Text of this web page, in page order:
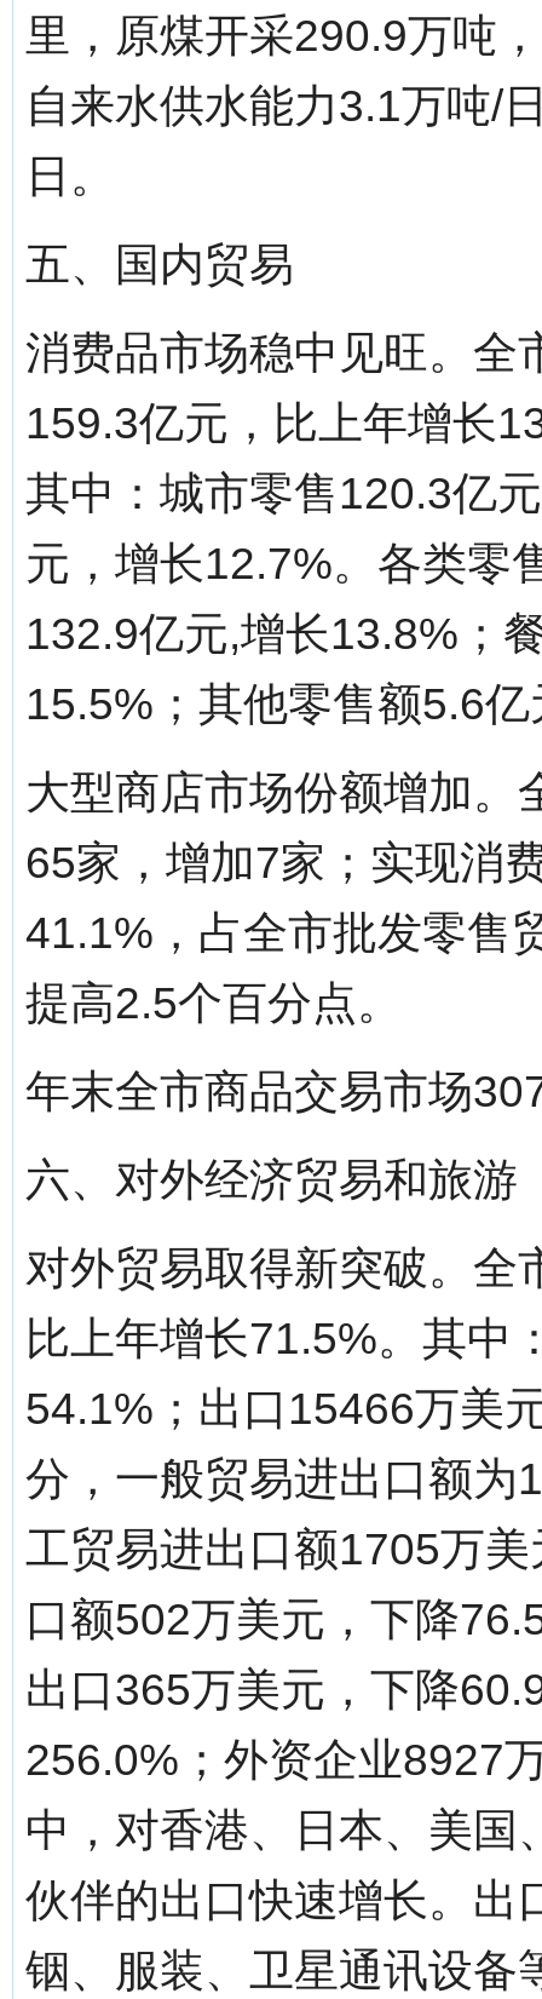
里，原煤开采290.9万吨
自来水供水能力3.1万吨/
日。
五、国内贸易
消费品市场稳中见旺。全
159.3亿元，比上年增长
其中：城市零售120.3亿
元，增长12.7%。各类零
132.9亿元,增长13.8%；
15.5%；其他零售额5.6
大型商店市场份额增加。
65家，增加7家；实现消
41.1%，占全市批发零售
提高2.5个百分点。
年末全市商品交易市场
六、对外经济贸易和旅游
对外贸易取得新突破。全
比上年增长71.5%。其中
54.1%；出口15466万美
分，一般贸易进出口额为
工贸易进出口额1705万
口额502万美元，下降
出口365万美元，下降
256.0%；外资企业8927
中，对香港、日本、美国
伙伴的出口快速增长。出
铟、服装、卫星通讯设备